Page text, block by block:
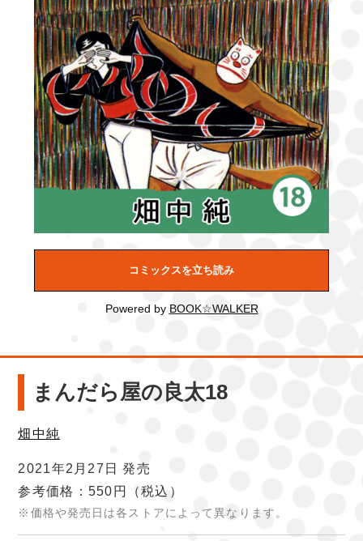
コミックスを立ち読み
Powered by BOOK☆WALKER
まんだら屋の良太18
畑中純
2021年2月27日 発売
参考価格：550円
（税込）
※価格や発売日は各ストアによって異なります。